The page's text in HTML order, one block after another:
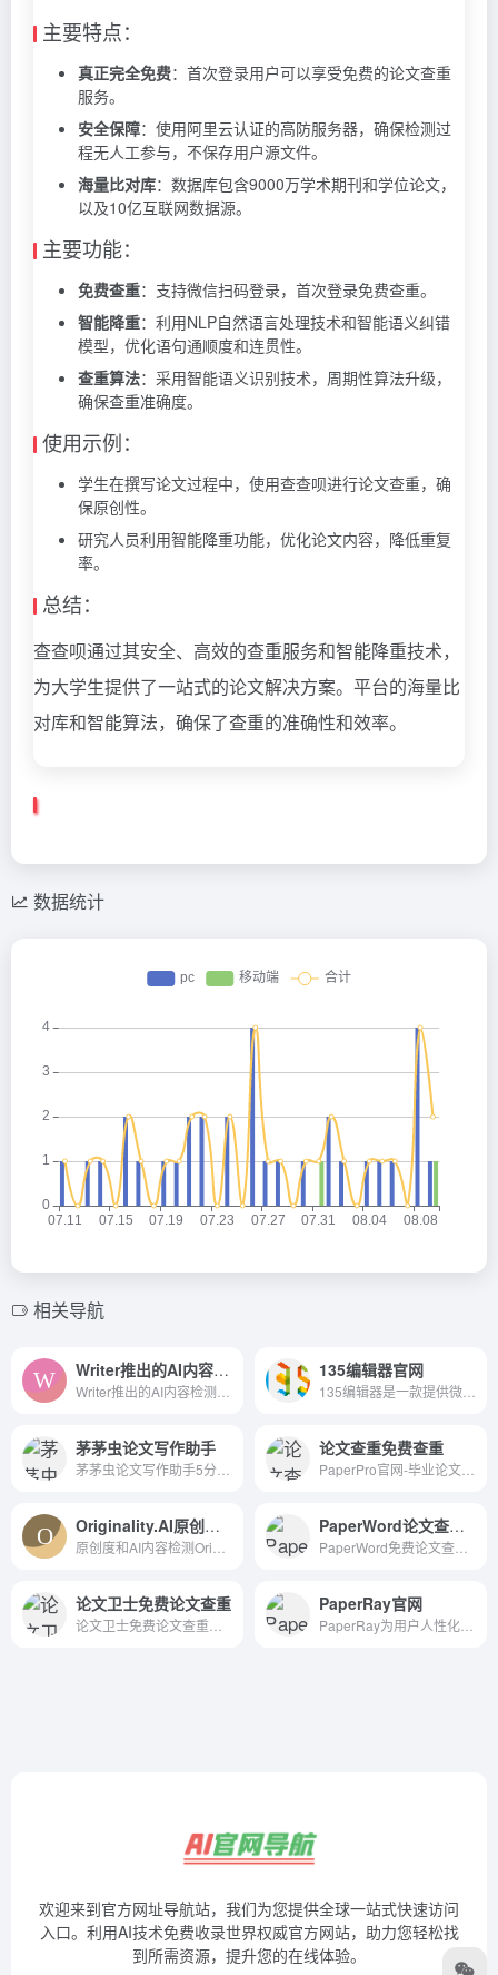
主要特点：
真正完全免费：首次登录用户可以享受免费的论文查重
服务。
安全保障：使用阿里云认证的高防服务器，确保检测过
程无人工参与，不保存用户源文件。
海量比对库：数据库包含9000万学术期刊和学位论文，
以及10亿互联网数据源。
主要功能：
免费查重：支持微信扫码登录，首次登录免费查重。
智能降重：利用NLP自然语言处理技术和智能语义纠错
模型，优化语句通顺度和连贯性。
查重算法：采用智能语义识别技术，周期性算法升级，
确保查重准确度。
使用示例：
学生在撰写论文过程中，使用查查呗进行论文查重，确
保原创性。
研究人员利用智能降重功能，优化论文内容，降低重复
率。
总结：
查查呗通过其安全、高效的查重服务和智能降重技术，
为大学生提供了一站式的论文解决方案。平台的海量比
对库和智能算法，确保了查重的准确性和效率。
数据统计
相关导航
Writer推出的AI内容检测 135编辑器官网
茅茅虫论文写作助手 论文查重免费查重
Originality.AI原创度和AI内容检测 PaperWord论文查重免费查重
论文卫士免费论文查重 PaperRay官网
欢迎来到官方网址导航站，我们为您提供全球一站式快速访问
入口。利用AI技术免费收录世界权威官方网站，助力您轻松找
到所需资源，提升您的在线体验。